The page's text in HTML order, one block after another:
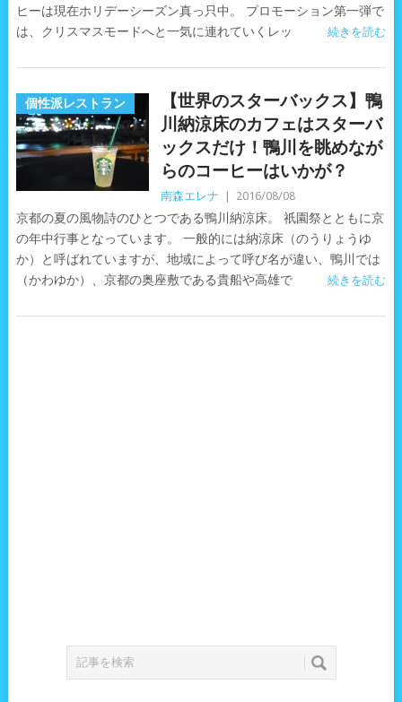
ヒーは現在ホリデーシーズン真っ只中。 プロモーション第一弾で
は、クリスマスモードへと一気に連れていくレッ
続きを読む
個性派レストラン
【世界のスターバックス】鴨
川納涼床のカフェはスターバ
ックスだけ！鴨川を眺めなが
らのコーヒーはいかが？
南森エレナ 2016/08/08
京都の夏の風物詩のひとつである鴨川納涼床。 祇園祭とともに京
の年中行事となっています。 一般的には納涼床（のうりょうゆ
か）と呼ばれていますが、地域によって呼び名が違い、鴨川では
（かわゆか）、京都の奥座敷である貴船や高雄で
続きを読む